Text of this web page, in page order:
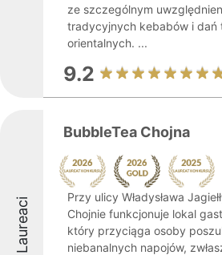
ze szczególnym
tradycyjnych kebabów i dań
orientalnych. ...
9.2
Laureaci
BubbleTea Chojna
Przy ulicy Władysława
Chojnie funkcjonuje lokal
który przyciąga osoby
niebanalnych napojów,